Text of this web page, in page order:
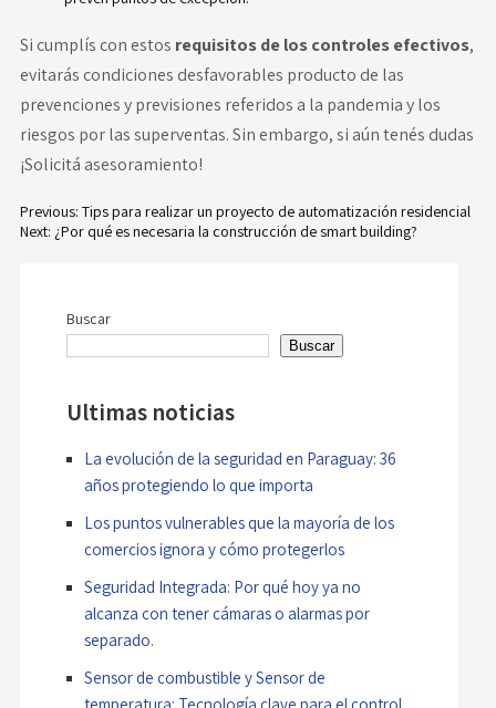
Si cumplís con estos requisitos de los controles efectivos,
evitarás condiciones desfavorables producto de las
prevenciones y previsiones referidos a la pandemia y los
riesgos por las superventas. Sin embargo, si aún tenés dudas
¡Solicitá asesoramiento!
entradas
Previous: Tips para realizar un proyecto de automatización residencial
Next: ¿Por qué es necesaria la construcción de smart building?
Buscar
Buscar
Ultimas noticias
La evolución de la seguridad en Paraguay: 36
años protegiendo lo que importa
Los puntos vulnerables que la mayoría de los
comercios ignora y cómo protegerlos
Seguridad Integrada: Por qué hoy ya no
alcanza con tener cámaras o alarmas por
separado.
Sensor de combustible y Sensor de